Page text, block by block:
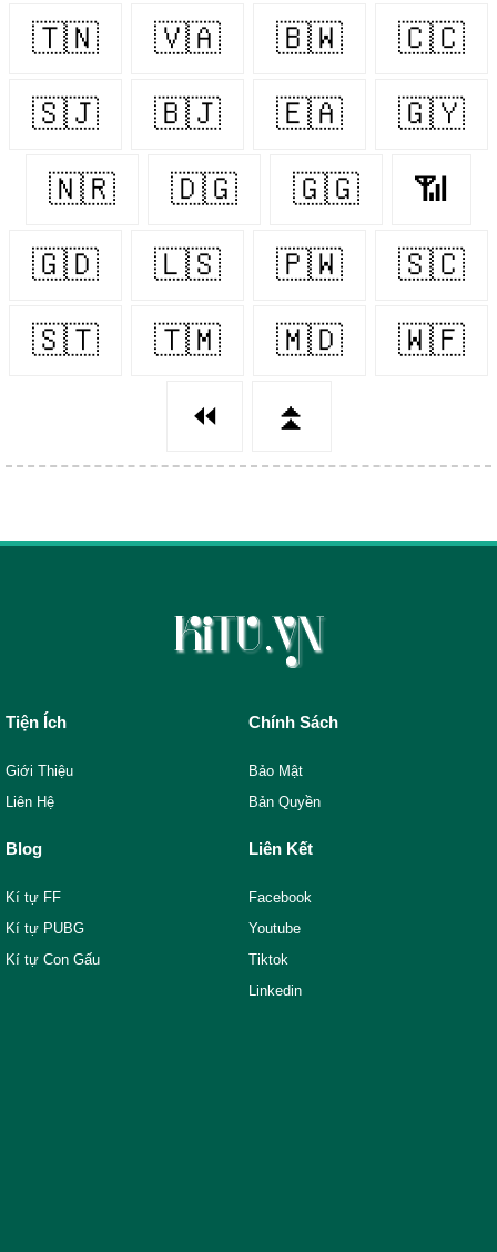
🇹🇳 🇻🇦 🇧🇼 🇨🇨
🇸🇯 🇧🇯 🇪🇦 🇬🇾
🇳🇷 🇩🇬 🇬🇬 📶
🇬🇩 🇱🇸 🇵🇼 🇸🇨
🇸🇹 🇹🇲 🇲🇩 🇼🇫
⏪ ⏫
Tiện Ích
Giới Thiệu
Liên Hệ
Chính Sách
Bảo Mật
Bản Quyền
Blog
Kí tự FF
Kí tự PUBG
Kí tự Con Gấu
Liên Kết
Facebook
Youtube
Tiktok
Linkedin